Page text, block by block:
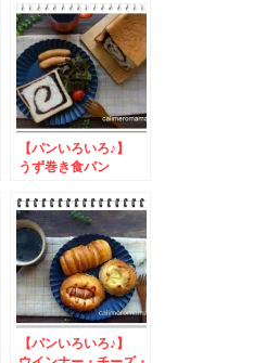
【パンいろいろ♪】
うず巻き食パン
【パンいろいろ♪】